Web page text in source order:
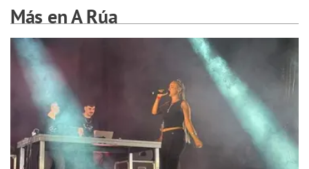
Más en A Rúa